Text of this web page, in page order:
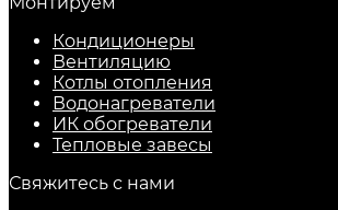
Кондиционеры
Вентиляцию
Котлы отопления
Водонагреватели
ИК обогреватели
Тепловые завесы
Свяжитесь с нами